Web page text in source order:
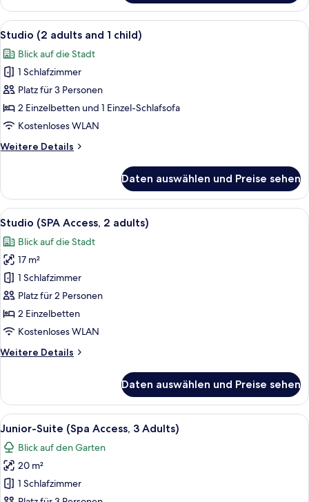
Suite
(Spa
Access)
Alle
Fotos
für
Studio
(2
adults
and
child)
Ein modernes Wohnzimmer mit
5
Studio (2 adults and 1 child)
Blick auf die Stadt
1 Schlafzimmer
Platz für 3 Personen
2 Einzelbetten und 1 Einzel-Schlafsofa
Kostenloses WLAN
Weitere Details
Weitere
(2
adults
and
child)
Daten auswählen und Preise sehen
Alle
Fotos
für
Studio
(SPA
Access,
2
adults)
Ein modernes Wohnzimmer mit
6
Studio (SPA Access, 2 adults)
Blick auf die Stadt
17 m²
1 Schlafzimmer
Platz für 2 Personen
2 Einzelbetten
Kostenloses WLAN
Weitere Details
Weitere
(SPA
Access,
2
Daten auswählen und Preise sehen
Alle
Fotos
für
Junior-
Suite
Ein Doppelbett mit einem
6
Junior-Suite (Spa Access, 3 Adults)
Blick auf den Garten
20 m²
1 Schlafzimmer